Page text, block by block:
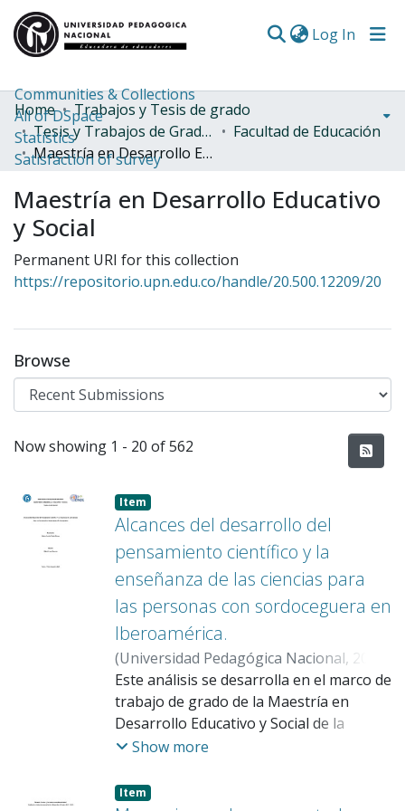
Log In
Communities & Collections
All of DSpace
Statistics
Satisfaction of survey
Home
Trabajos y Tesis de grado
Tesis y Trabajos de Grado (Posgrado)
Facultad de Educación
Maestría en Desarrollo Educativo y Social
Maestría en Desarrollo Educativo
y Social
Permanent URI for this collection
https://repositorio.upn.edu.co/handle/20.500.12209/20
Browse
Recent Submissions
Now showing 1 - 20 of 562
Item
Alcances del desarrollo del
pensamiento científico y la
enseñanza de las ciencias para
las personas con sordoceguera en
Iberoamérica.
(Universidad Pedagógica Nacional, 2025
Prada Gómez, Nestor Camilo ;Lara
Guzmán, Gabriel Antonio
Este análisis se desarrolla en el marco de
trabajo de grado de la Maestría en
Desarrollo Educativo y Social de la
Universidad Pedagógica Nacional y la
un análisis documenta de las formas en
Show more
Item